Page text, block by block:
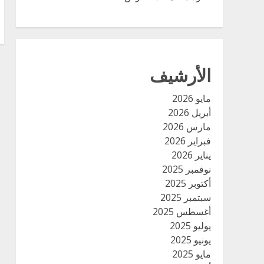
الأرشيف
مايو 2026
أبريل 2026
مارس 2026
فبراير 2026
يناير 2026
نوفمبر 2025
أكتوبر 2025
سبتمبر 2025
أغسطس 2025
يوليو 2025
يونيو 2025
مايو 2025